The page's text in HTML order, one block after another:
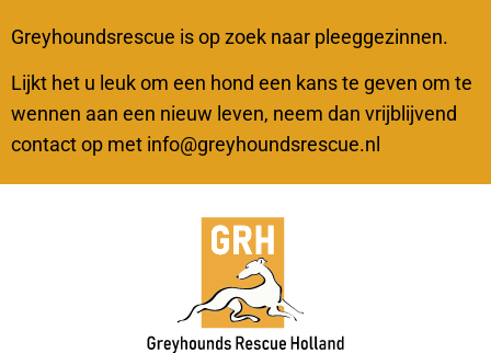
Greyhoundsrescue is op zoek naar pleeggezinnen.
Lijkt het u leuk om een hond een kans te geven om te
wennen aan een nieuw leven, neem dan vrijblijvend
contact op met info@greyhoundsrescue.nl